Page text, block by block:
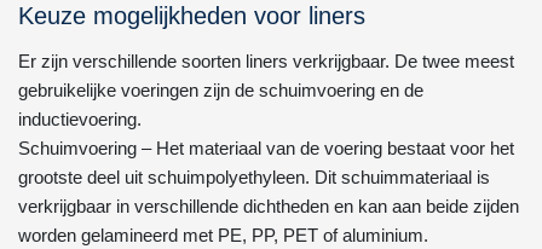
Keuze mogelijkheden voor liners
Er zijn verschillende soorten liners verkrijgbaar. De twee meest
gebruikelijke voeringen zijn de schuimvoering en de
inductievoering.
Schuimvoering – Het materiaal van de voering bestaat voor het
grootste deel uit schuimpolyethyleen. Dit schuimmateriaal is
verkrijgbaar in verschillende dichtheden en kan aan beide zijden
worden gelamineerd met PE, PP, PET of aluminium.